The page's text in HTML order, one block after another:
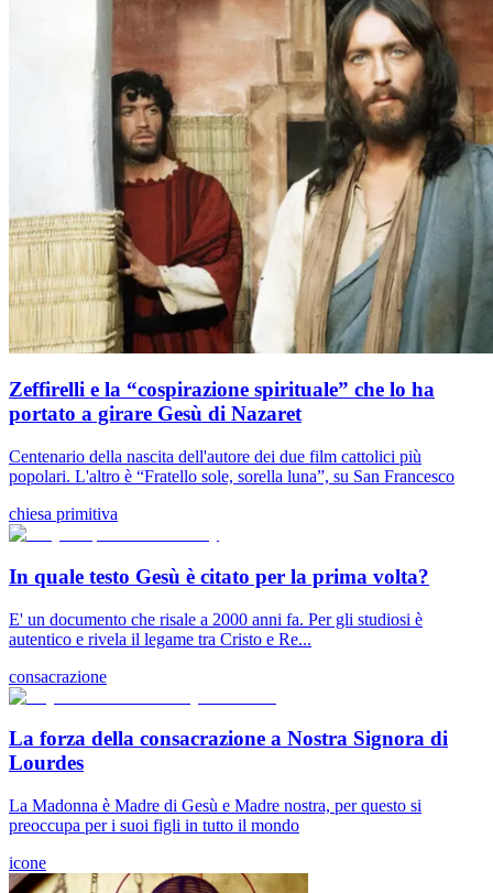
Zeffirelli e la “cospirazione spirituale” che lo ha
portato a girare Gesù di Nazaret
Centenario della nascita dell'autore dei due film cattolici più
popolari. L'altro è “Fratello sole, sorella luna”, su San Francesco
chiesa primitiva
In quale testo Gesù è citato per la prima volta?
E' un documento che risale a 2000 anni fa. Per gli studiosi è
autentico e rivela il legame tra Cristo e Re...
consacrazione
La forza della consacrazione a Nostra Signora di
Lourdes
La Madonna è Madre di Gesù e Madre nostra, per questo si
preoccupa per i suoi figli in tutto il mondo
icone